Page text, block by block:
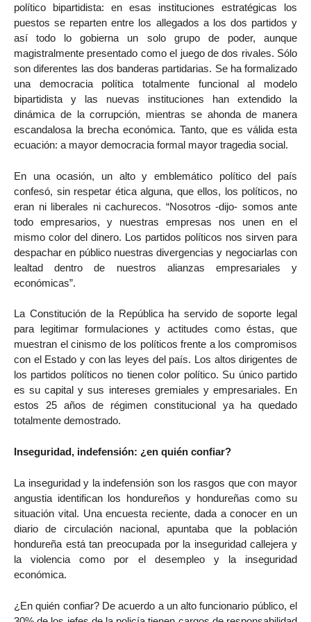
político bipartidista: en esas instituciones estratégicas los
puestos se reparten entre los allegados a los dos partidos y
así todo lo gobierna un solo grupo de poder, aunque
magistralmente presentado como el juego de dos rivales. Sólo
son diferentes las dos banderas partidarias. Se ha formalizado
una democracia política totalmente funcional al modelo
bipartidista y las nuevas instituciones han extendido la
dinámica de la corrupción, mientras se ahonda de manera
escandalosa la brecha económica. Tanto, que es válida esta
ecuación: a mayor democracia formal mayor tragedia social.
En una ocasión, un alto y emblemático político del país
confesó, sin respetar ética alguna, que ellos, los políticos, no
eran ni liberales ni cachurecos. “Nosotros -dijo- somos ante
todo empresarios, y nuestras empresas nos unen en el
mismo color del dinero. Los partidos políticos nos sirven para
despachar en público nuestras divergencias y negociarlas con
lealtad dentro de nuestros alianzas empresariales y
económicas”.
La Constitución de la República ha servido de soporte legal
para legitimar formulaciones y actitudes como éstas, que
muestran el cinismo de los políticos frente a los compromisos
con el Estado y con las leyes del país. Los altos dirigentes de
los partidos políticos no tienen color político. Su único partido
es su capital y sus intereses gremiales y empresariales. En
estos 25 años de régimen constitucional ya ha quedado
totalmente demostrado.
Inseguridad, indefensión: ¿en quién confiar?
La inseguridad y la indefensión son los rasgos que con mayor
angustia identifican los hondureños y hondureñas como su
situación vital. Una encuesta reciente, dada a conocer en un
diario de circulación nacional, apuntaba que la población
hondureña está tan preocupada por la inseguridad callejera y
la violencia como por el desempleo y la inseguridad
económica.
¿En quién confiar? De acuerdo a un alto funcionario público, el